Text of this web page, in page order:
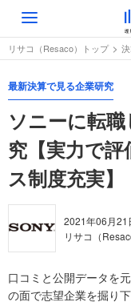
Toggle
navigation
リサコ（Resaco）トップ
最新決算で見る企業研究
ソニーに転
究【実力で
ス制度充実】
2021年06月21
リサコ（
口コミと公開データを
の面で志望企業を掘り